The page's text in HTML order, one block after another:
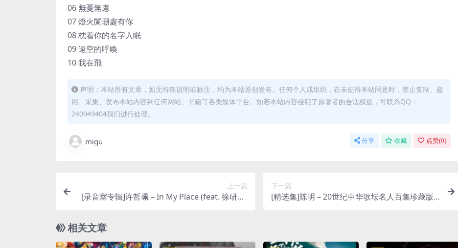
06 無憂無慮
07 燈火闌珊處有你
08 枕着你的名字入眠
09 遠空的呼喚
10 我在飛
声明：本站所有文章，如无特殊说明或标注，均为本站原创发布。任何个人或组织，在未征得本站同意时，禁止复制、盗
用、采集、发布本站内容到任何网站、书籍等各类媒体平台。如若本站内容侵犯了原著者的合法权益，可联系QQ：
240949404我们进行处理。
migu 分享 收藏 点赞(0)
上一篇
[录音室专辑]许哲珮 – In My Place (feat. 徐研培)
下一篇
[精选集]陈明 – 20世纪中华歌坛名人百集珍藏版 [i
相关文章